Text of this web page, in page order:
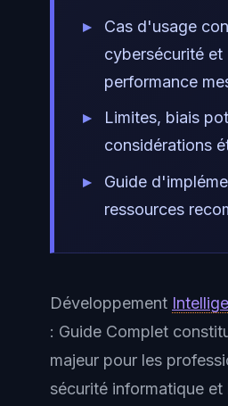
Cas d'usage
cybersécurité et
performance
Limites, biais
considérations
Guide
ressources
Développement
: Guide Complet
majeur pour les
sécurité informatique et